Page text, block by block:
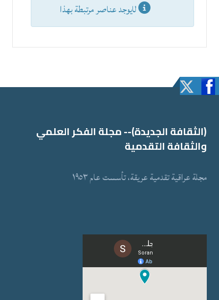
المعلومات
لايوجد عناصر مرتبطة بهذا
(الثقافة الجدیدة)-- مجلة الفكر العلمي
والثقافة التقدمیة
مجلة عراقیة تقدمیة عریقة، تأسست عام ١٩٥٣